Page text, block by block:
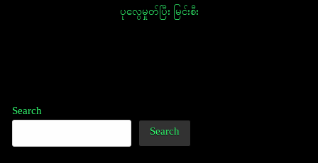
ပုလွေမှုတ်ပြီး မြင်းစီး
Search
Search